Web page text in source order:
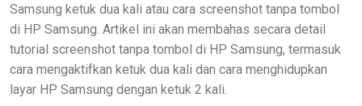
Samsung ketuk dua kali atau cara screenshot tanpa tombol
di HP Samsung. Artikel ini akan membahas secara detail
tutorial screenshot tanpa tombol di HP Samsung, termasuk
cara mengaktifkan ketuk dua kali dan cara menghidupkan
layar HP Samsung dengan ketuk 2 kali.